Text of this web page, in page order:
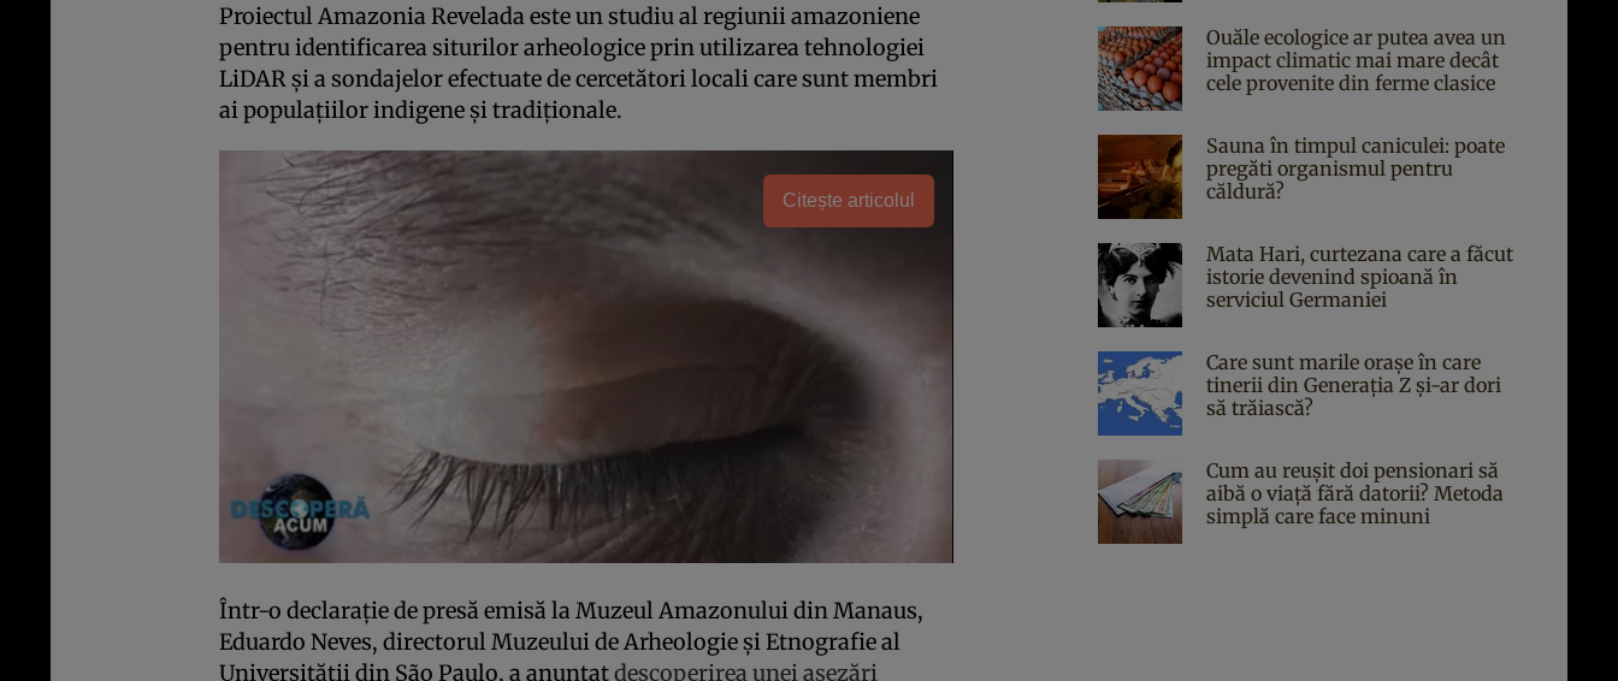
Proiectul Amazonia Revelada este un studiu al regiunii amazoniene
pentru identificarea siturilor arheologice prin utilizarea tehnologiei
LiDAR și a sondajelor efectuate de cercetători locali care sunt membri
ai populațiilor indigene și tradiționale.
Citește articolul
Într-o declarație de presă emisă la Muzeul Amazonului din Manaus,
Eduardo Neves, directorul Muzeului de Arheologie și Etnografie al
Universității din São Paulo, a anunțatdescoperirea unei așezări
Ouăle ecologice ar putea avea un
impact climatic mai mare decât
cele provenite din ferme clasice
Sauna în timpul caniculei: poate
pregăti organismul pentru
căldură?
Mata Hari, curtezana care a făcut
istorie devenind spioană în
serviciul Germaniei
Care sunt marile orașe în care
tinerii din Generația Z și-ar dori
să trăiască?
Cum au reușit doi pensionari să
aibă o viață fără datorii? Metoda
simplă care face minuni